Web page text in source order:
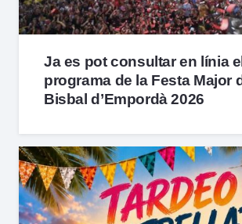
Ja es pot consultar en línia el
programa de la Festa Major
Bisbal d’Empordà 2026